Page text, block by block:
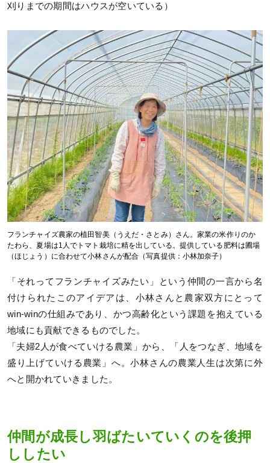
刈りまでの期間はハウスが空いている）
フランチャイズ農家の植田智美（うえだ・さとみ）さん。家業の米作りのか
たわら、夏場は1人でトマト栽培に精を出している。提供している肥料は圃場
（ほじょう）に合わせて小林さんが配合（写真提供：小林加奈子）
「それってフランチャイズみたい」という仲間の一言から名
付けられたこのアイデアは、小林さんと農家双方にとって
win-winの仕組みであり、かつ高齢化という課題を抱えている
地域にも貢献できるものでした。
「夫婦2人が食べていける農業」から、「人をつなぎ、地域を
盛り上げていける農業」へ。小林さんの農業人生は次第に外
へと開かれていきました。
仲間が成長し羽ばたいていくのを後押
ししたい